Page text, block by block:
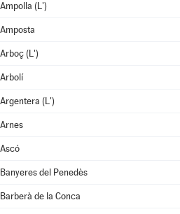
Ampolla (L')
Amposta
Arboç (L')
Arbolí
Argentera (L')
Arnes
Ascó
Banyeres del Penedès
Barberà de la Conca